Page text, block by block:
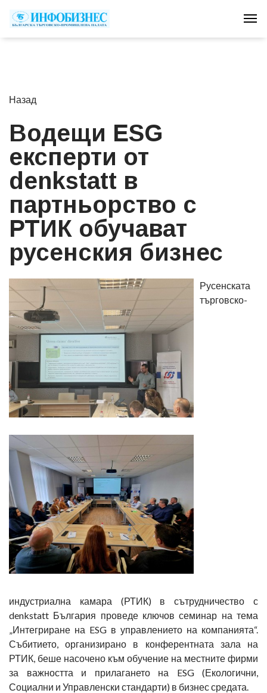
Назад
Водещи ESG
експерти от
denkstatt в
партньорство с
РТИК обучават
русенския бизнес
Русенската
търговско-
индустриална камара (РТИК) в сътрудничество с
denkstatt България проведе ключов семинар на тема
„Интегриране на ESG в управлението на компанията“.
Събитието, организирано в конферентната зала на
РТИК, беше насочено към обучение на местните фирми
за важността и прилагането на ESG (Екологични,
Социални и Управленски стандарти) в бизнес средата.